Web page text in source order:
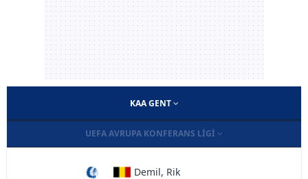
KAA GENT
UEFA AVRUPA KONFERANS LIGI
Demil, Rik